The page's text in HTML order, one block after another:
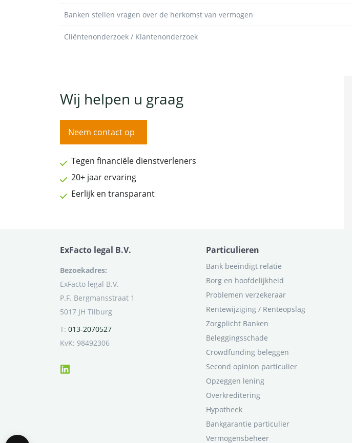
Banken stellen vragen over de herkomst van vermogen
Cliëntenonderzoek / Klantenonderzoek
Wij helpen u graag
Neem contact op
Tegen financiële dienstverleners
20+ jaar ervaring
Eerlijk en transparant
ExFacto legal B.V.
Bezoekadres:
ExFacto legal B.V.
P.F. Bergmansstraat 1
5017 JH Tilburg
T: 013-2070527
KvK: 98492306
Particulieren
Bank beëindigt relatie
Borg en hoofdelijkheid
Problemen verzekeraar
Rentewijziging / Renteopslag
Zorgplicht Banken
Beleggingsschade
Crowdfunding beleggen
Second opinion particulier
Opzeggen lening
Overkreditering
Hypotheek
Bankgarantie particulier
Vermogensbeheer